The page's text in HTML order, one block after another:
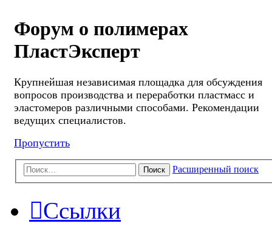
Форум о полимерах
ПластЭксперт
Крупнейшая независимая площадка для обсуждения
вопросов производства и переработки пластмасс и
эластомеров различными способами. Рекомендации
ведущих специалистов.
Пропустить
Поиск Расширенный поиск
Ссылки